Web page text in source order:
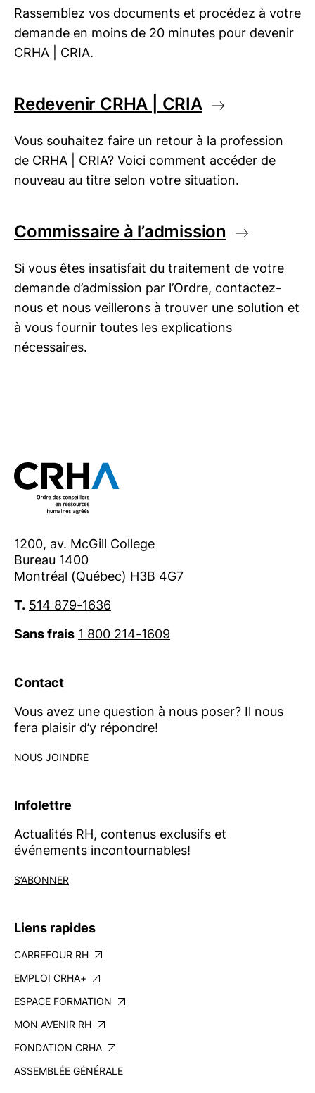
Rassemblez vos documents et procédez à votre
demande en moins de 20 minutes pour devenir
CRHA | CRIA.
Redevenir CRHA | CRIA
Vous souhaitez faire un retour à la profession
de CRHA | CRIA? Voici comment accéder de
nouveau au titre selon votre situation.
Commissaire à l’admission
Si vous êtes insatisfait du traitement de votre
demande d’admission par l’Ordre, contactez-
nous et nous veillerons à trouver une solution et
à vous fournir toutes les explications
nécessaires.
1200, av. McGill College
Bureau 1400
Montréal (Québec) H3B 4G7
T. 514 879-1636
Sans frais 1 800 214-1609
Contact
Vous avez une question à nous poser? Il nous
fera plaisir d’y répondre!
NOUS JOINDRE
Infolettre
Actualités RH, contenus exclusifs et
événements incontournables!
S’ABONNER
Liens rapides
CARREFOUR RH
EMPLOI CRHA+
ESPACE FORMATION
MON AVENIR RH
FONDATION CRHA
ASSEMBLÉE GÉNÉRALE